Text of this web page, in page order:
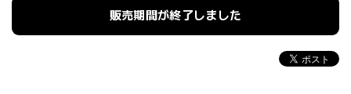
販売期間が終了しました